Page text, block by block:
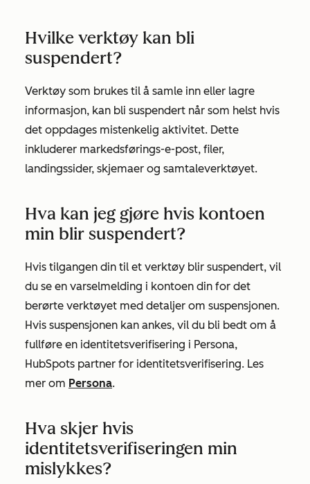
Hvilke verktøy kan bli
suspendert?
Verktøy som brukes til å samle inn eller lagre
informasjon, kan bli suspendert når som helst hvis
det oppdages mistenkelig aktivitet. Dette
inkluderer markedsførings-e-post, filer,
landingssider, skjemaer og samtaleverktøyet.
Hva kan jeg gjøre hvis kontoen
min blir suspendert?
Hvis tilgangen din til et verktøy blir suspendert, vil
du se en varselmelding i kontoen din for det
berørte verktøyet med detaljer om suspensjonen.
Hvis suspensjonen kan ankes, vil du bli bedt om å
fullføre en identitetsverifisering i Persona,
HubSpots partner for identitetsverifisering. Les
mer om Persona.
Hva skjer hvis
identitetsverifiseringen min
mislykkes?